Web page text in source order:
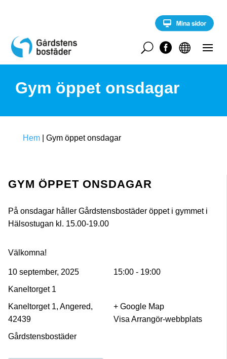
c
n


U
Gym öppet onsdagar
Hem Gym öppet onsdagar
GYM ÖPPET ONSDAGAR
På onsdagar håller Gårdstensbostäder öppet i gymmet i
Hälsostugan kl. 15.00-19.00
Välkomna!
10 september, 2025
15:00 - 19:00
Kaneltorget 1
Kaneltorget 1, Angered,
42439
+ Google Map
Gårdstensbostäder
Visa Arrangör-webbplats